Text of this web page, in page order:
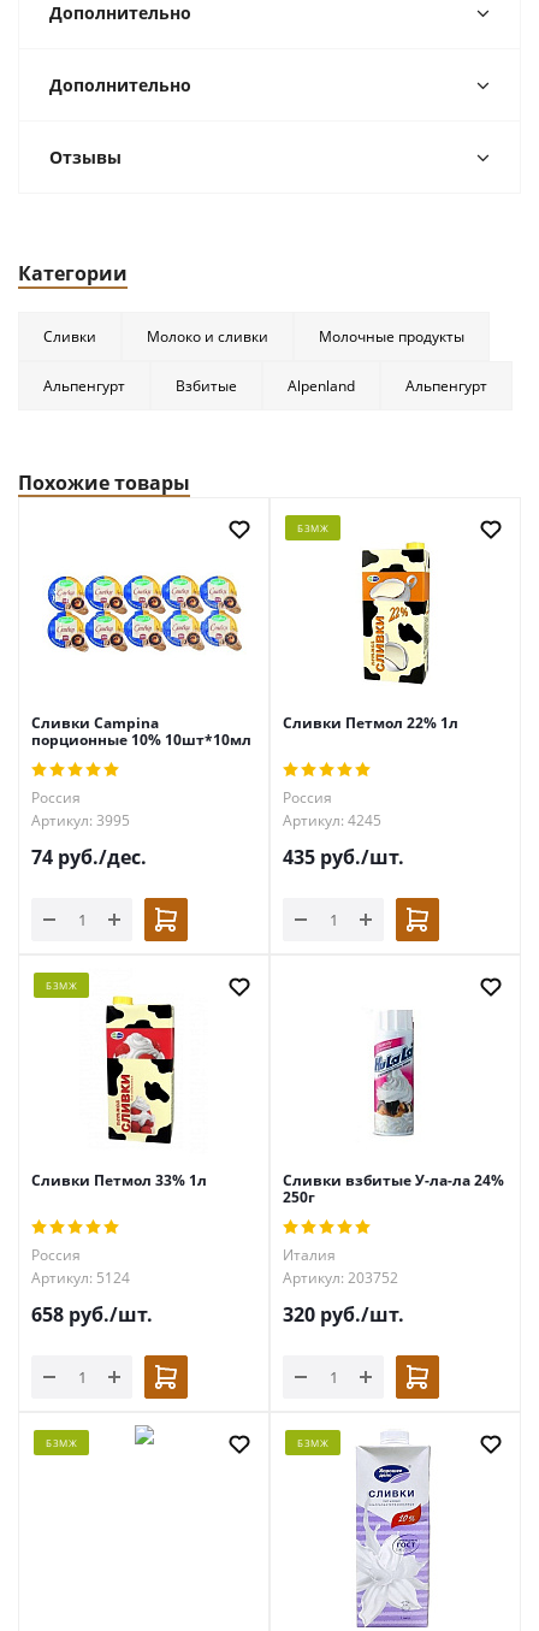
Дополнительно
Дополнительно
Отзывы
Категории
Сливки Молоко и сливки Молочные продукты
Альпенгурт Взбитые Alpenland Альпенгурт
Похожие товары
Сливки Campina
порционные 10% 10шт*10мл
Россия
Артикул: 3995
74 руб./дес.
БЗМЖ
Сливки Петмол 22% 1л
Россия
Артикул: 4245
435 руб./шт.
БЗМЖ
Сливки Петмол 33% 1л
Россия
Артикул: 5124
658 руб./шт.
Сливки взбитые У-ла-ла 24%
250г
Италия
Артикул: 203752
320 руб./шт.
БЗМЖ БЗМЖ